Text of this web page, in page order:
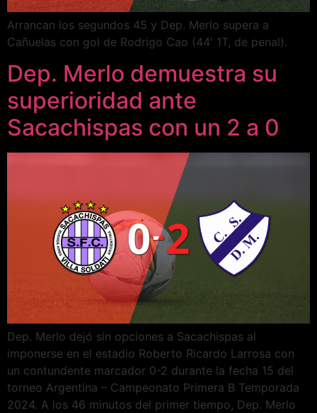
Arrancan los segundos 45 y Dep. Merlo supera a
Cañuelas con gol de Rodrigo Cao (44′ 1T, de penal).
Dep. Merlo demuestra su
superioridad ante
Sacachispas con un 2 a 0
Dep. Merlo dejó sin opciones a Sacachispas al
imponerse en el estadio Roberto Ricardo Larrosa con
un contundente marcador 0-2 durante la fecha 15 del
torneo Argentina – Campeonato Primera B Temporada
2024. A los 46 minutos del primer tiempo, Dep. Merlo